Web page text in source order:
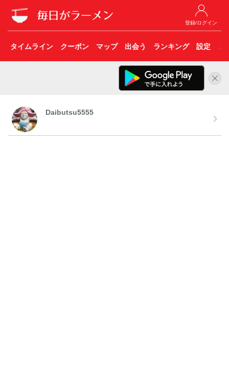
登録/ログイン
タイムライン クーポン マップ 出会う ランキング 設定 こ
Daibutsu5555